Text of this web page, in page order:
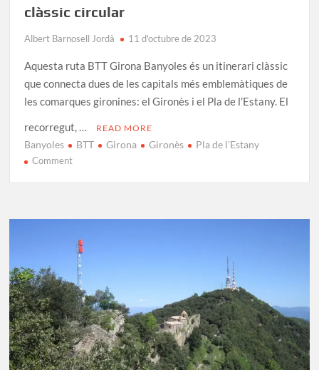
clàssic circular
Albert Barnosell Jordà 11 d'octubre de 2023
Aquesta ruta BTT Girona Banyoles és un itinerari clàssic
que connecta dues de les capitals més emblemàtiques de
les comarques gironines: el Gironès i el Pla de l’Estany. El
recorregut, …
READ MORE
Banyoles BTT Girona Gironès Pla de l'Estany
Commenton
Girona
Banyoles:
un
clàssic
circular